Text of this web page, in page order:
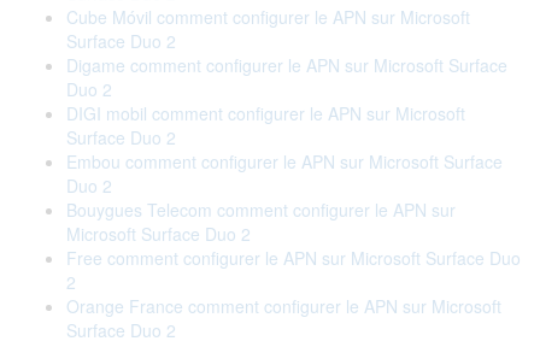
Cube Móvil comment configurer le APN sur Microsoft
Surface Duo 2
Digame comment configurer le APN sur Microsoft Surface
Duo 2
DIGI mobil comment configurer le APN sur Microsoft
Surface Duo 2
Embou comment configurer le APN sur Microsoft Surface
Duo 2
Bouygues Telecom comment configurer le APN sur
Microsoft Surface Duo 2
Free comment configurer le APN sur Microsoft Surface Duo
2
Orange France comment configurer le APN sur Microsoft
Surface Duo 2